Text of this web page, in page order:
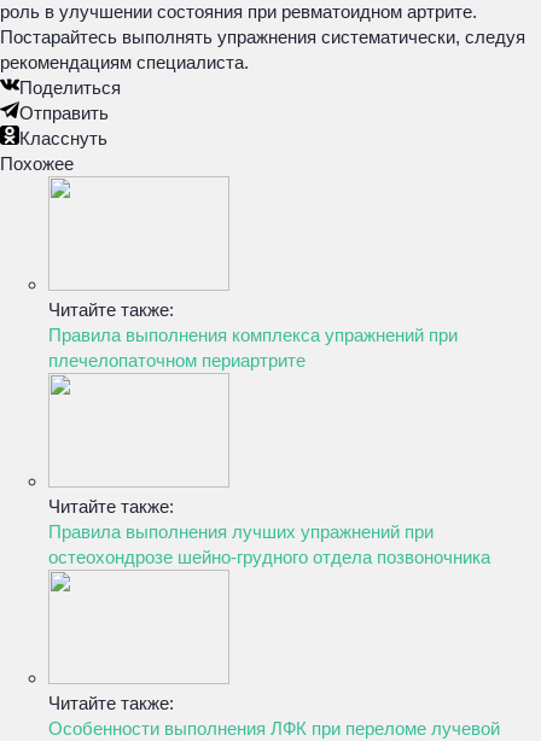
роль в улучшении состояния при ревматоидном артрите.
Постарайтесь выполнять упражнения систематически, следуя
рекомендациям специалиста.
Поделиться
Отправить
Класснуть
Похожее
Читайте также:
Правила выполнения комплекса упражнений при
плечелопаточном периартрите
Читайте также:
Правила выполнения лучших упражнений при
остеохондрозе шейно-грудного отдела позвоночника
Читайте также:
Особенности выполнения ЛФК при переломе лучевой